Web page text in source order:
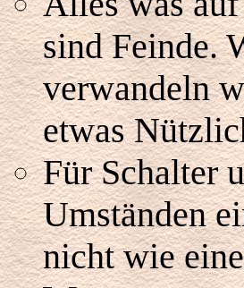
sind Feinde.
verwandeln
etwas
Für Schalter
Umständen
nicht wie